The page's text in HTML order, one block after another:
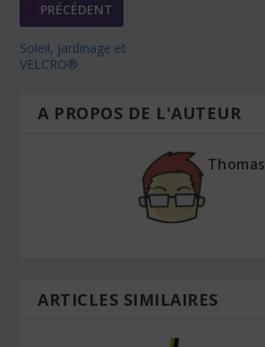
PRÉCÉDENT
Soleil, jardinage et
VELCRO®
A PROPOS DE L'AUTEUR
Thomas
ARTICLES SIMILAIRES